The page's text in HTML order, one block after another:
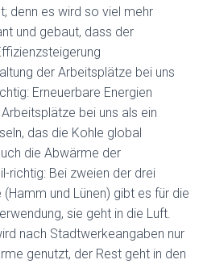
denn es wird so viel mehr
und gebaut, dass der
der Arbeitsplätze bei uns
Erneuerbare Energien
bei uns als ein
das die Kohle global
die Abwärme der
richtig: Bei zweien der drei
und Lünen) gibt es für die
sie geht in die Luft.
nach Stadtwerkeangaben nur
genutzt, der Rest geht in den